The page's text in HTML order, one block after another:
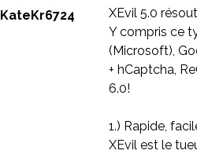
KateKr6724
XEvil 5.0
Y compris ce
(Microsoft),
+ hCaptcha,
6.0!
1.) Rapide,
XEvil est le